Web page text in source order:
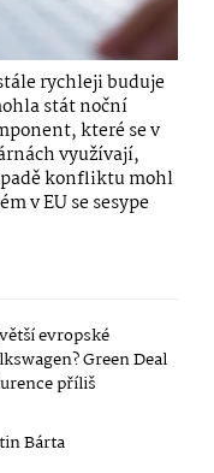
rychleji buduje
stát noční
které se v
využívají,
konfliktu mohl
v EU se sesype
evropské
Green Deal
příliš
Bárta